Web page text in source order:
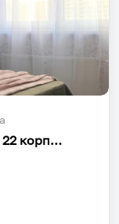
Апартаменты на улице Шувалова 22 корпус 3